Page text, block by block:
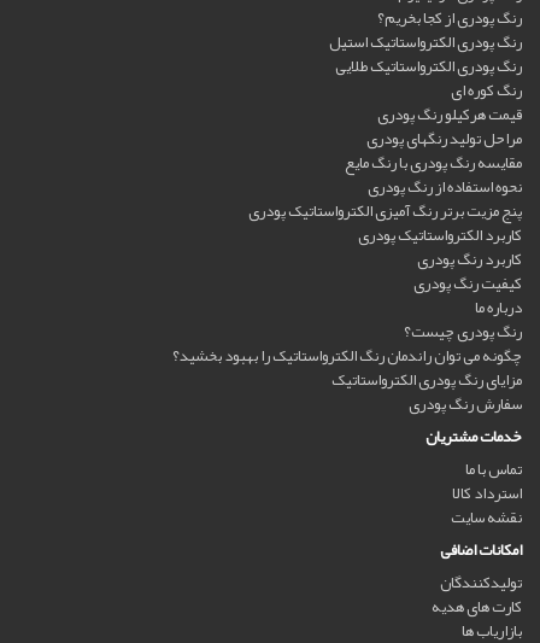
رنگ پودری از کجا بخریم؟
رنگ پودری الکترواستاتیک استیل
رنگ پودری الکترواستاتیک طلایی
رنگ کوره ای
قیمت هرکیلو رنگ پودری
مراحل تولید رنگهای پودری
مقایسه رنگ پودری با رنگ مایع
نحوه استفاده از رنگ پودری
پنج مزیت برتر رنگ آمیزی الکترواستاتیک پودری
کاربرد الکترواستاتیک پودری
کاربرد رنگ پودری
کیفیت رنگ پودری
درباره ما
رنگ پودری چیست؟
چگونه می توان راندمان رنگ الکترواستاتیک را بهبود بخشید؟
مزایای رنگ پودری الکترواستاتیک
سفارش رنگ پودری
خدمات مشتریان
تماس با ما
استرداد کالا
نقشه سایت
امکانات اضافی
تولیدکنندگان
کارت های هدیه
بازاریاب ها